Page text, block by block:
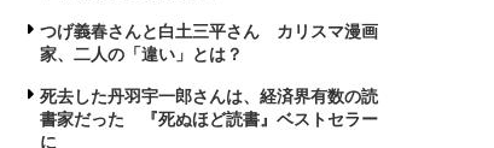
つげ義春さんと白土三平さん カリスマ漫画
家、二人の「違い」とは？
死去した丹羽宇一郎さんは、経済界有数の読
書家だった 『死ぬほど読書』ベストセラー
に